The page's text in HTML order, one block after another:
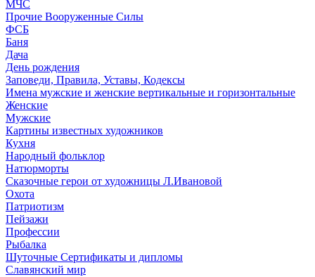
МЧС
Прочие Вооруженные Силы
ФСБ
Баня
Дача
День рождения
Заповеди, Правила, Уставы, Кодексы
Имена мужские и женские вертикальные и горизонтальные
Женские
Мужские
Картины известных художников
Кухня
Народный фольклор
Натюрморты
Сказочные герои от художницы Л.Ивановой
Охота
Патриотизм
Пейзажи
Профессии
Рыбалка
Шуточные Сертификаты и дипломы
Славянский мир